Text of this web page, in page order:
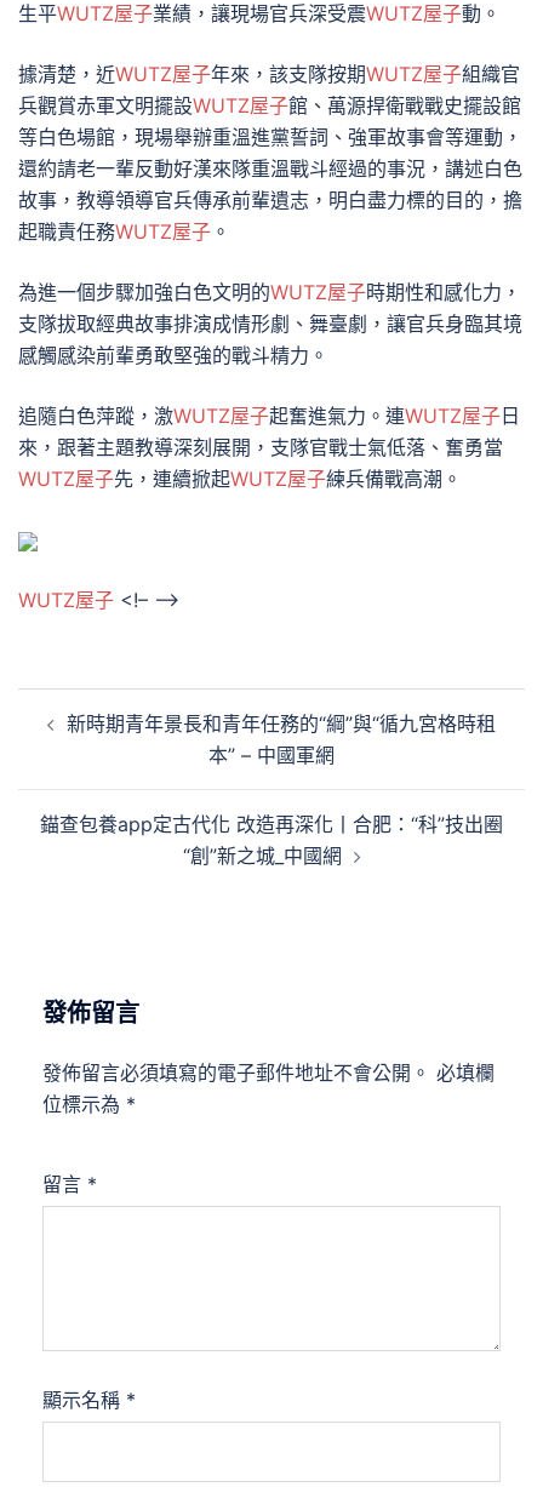
生平WUTZ屋子業績，讓現場官兵深受震WUTZ屋子動。
據清楚，近WUTZ屋子年來，該支隊按期WUTZ屋子組織官
兵觀賞赤軍文明擺設WUTZ屋子館、萬源捍衛戰戰史擺設館
等白色場館，現場舉辦重溫進黨誓詞、強軍故事會等運動，
還約請老一輩反動好漢來隊重溫戰斗經過的事況，講述白色
故事，教導領導官兵傳承前輩遺志，明白盡力標的目的，擔
起職責任務WUTZ屋子 。
為進一個步驟加強白色文明的WUTZ屋子時期性和感化力，
支隊拔取經典故事排演成情形劇、舞臺劇，讓官兵身臨其境
感觸感染前輩勇敢堅強的戰斗精力。
追隨白色萍蹤，激WUTZ屋子起奮進氣力。連WUTZ屋子 日
來，跟著主題教導深刻展開，支隊官戰士氣低落、奮勇當
WUTZ屋子先，連續掀起WUTZ屋子練兵備戰高潮。
WUTZ屋子 <!– –>
覽
新時期青年景長和青年任務的“綱”與“循九宮格時租
本” – 中國軍網
錨查包養app定古代化 改造再深化丨合肥：“科”技出圈
“創”新之城_中國網
發佈留言
發佈留言必須填寫的電子郵件地址不會公開。 必填欄
位標示為 *
留言 *
顯示名稱 *